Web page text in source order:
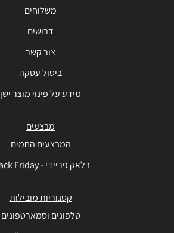
משלוחים
דרושים
צור קשר
ביטול עסקה
מידע על פינוי מוצר ישן
מבצעים
המבצעים החמים
בלאק פריידי - Black Friday
קטגוריות מובילות
טלפונים וסמארטפונים